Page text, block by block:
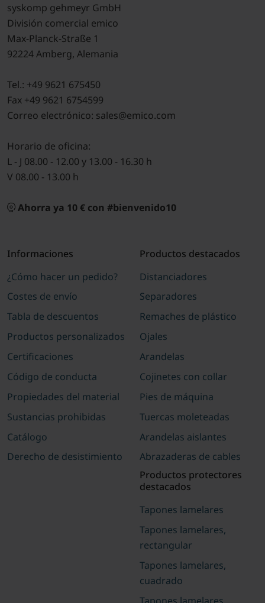
syskomp gehmeyr GmbH
División comercial emico
Max-Planck-Straße 1
92224 Amberg, Alemania
Tel.: +49 9621 675450
Fax +49 9621 6754599
Correo electrónico: sales@emico.com
Horario de oficina:
L - J 08.00 - 12.00 y 13.00 - 16.30 h
V 08.00 - 13.00 h
Ahorra ya 10 € con #bienvenido10
Informaciones
¿Cómo hacer un pedido?
Costes de envío
Tabla de descuentos
Productos personalizados
Certificaciones
Código de conducta
Propiedades del material
Sustancias prohibidas
Catálogo
Derecho de desistimiento
Productos destacados
Distanciadores
Separadores
Remaches de plástico
Ojales
Arandelas
Cojinetes con collar
Pies de máquina
Tuercas moleteadas
Arandelas aislantes
Abrazaderas de cables
Productos protectores
destacados
Tapones lamelares
Tapones lamelares,
rectangular
Tapones lamelares,
cuadrado